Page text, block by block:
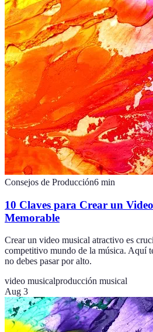
Consejos de Producción6 min
10 Claves para Crear un
Memorable
Crear un video musical atractivo es
competitivo mundo de la música. Aquí
no debes pasar por alto.
video musicalproducción musical
Aug 3